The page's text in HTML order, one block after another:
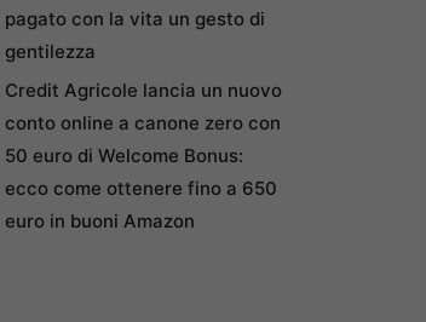
pagato con la vita un gesto di
gentilezza
Credit Agricole lancia un nuovo
conto online a canone zero con
50 euro di Welcome Bonus:
ecco come ottenere fino a 650
euro in buoni Amazon